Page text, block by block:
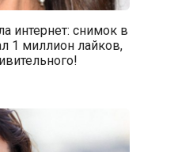
интернет: снимок в
1 миллион лайков,